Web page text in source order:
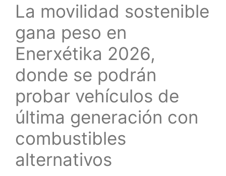
La movilidad sostenible
gana peso en
Enerxétika 2026,
donde se podrán
probar vehículos de
última generación con
combustibles
alternativos